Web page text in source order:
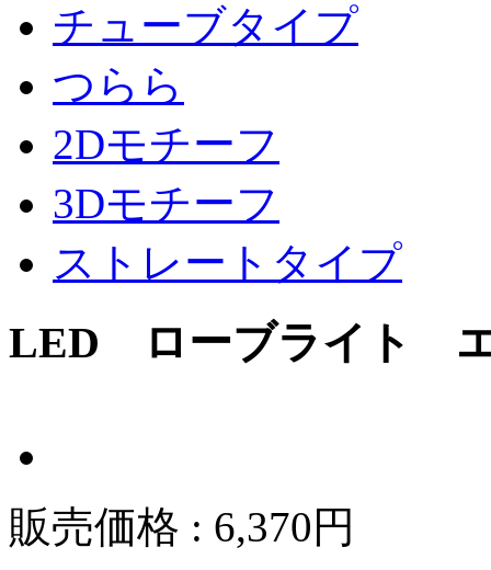
チューブタイプ
つらら
2Dモチーフ
3Dモチーフ
ストレートタイプ
LED ローブライト
販売価格 : 6,370円